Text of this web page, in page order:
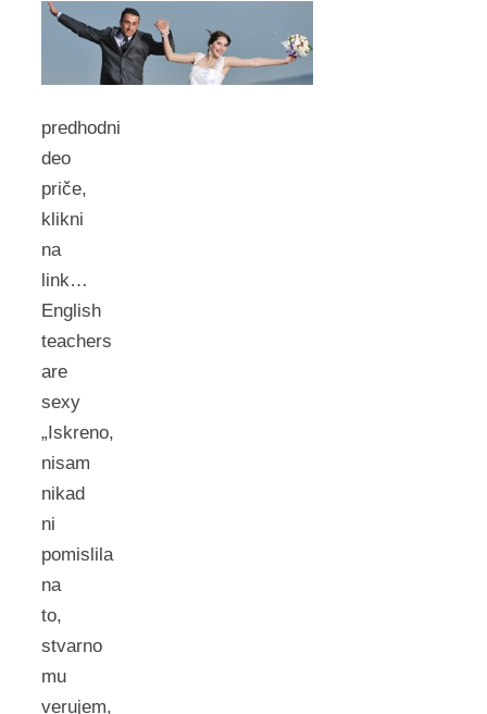
predhodni
deo
priče,
klikni
na
link…
English
teachers
are
sexy
„Iskreno,
nisam
nikad
ni
pomislila
na
to,
stvarno
mu
verujem,